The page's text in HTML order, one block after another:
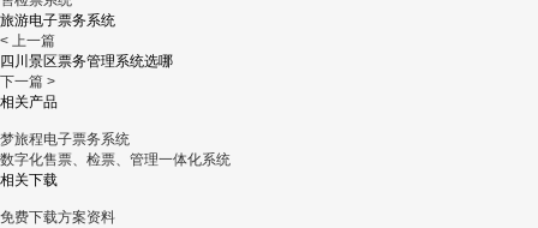
旅游电子票务系统
< 上一篇
四川景区票务管理系统选哪
下一篇 >
相关产品
梦旅程电子票务系统
数字化售票、检票、管理一体化系统
相关下载
免费下载方案资料